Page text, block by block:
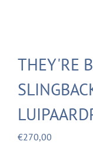
THEY'RE
€270,00